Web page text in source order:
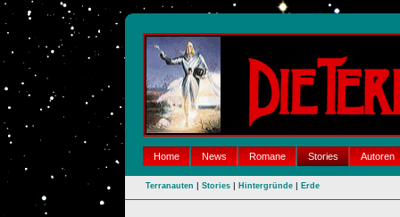
Home News Romane Stories Autoren
Terranauten | Stories | Hintergründe | Erde